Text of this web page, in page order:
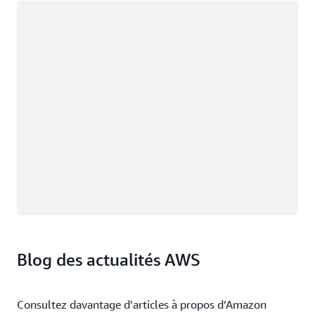
Blog des actualités AWS
Consultez davantage d’articles à propos d’Amazon